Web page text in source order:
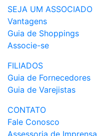
SEJA UM ASSOCIADO
Vantagens
Guia de Shoppings
Associe-se
FILIADOS
Guia de Fornecedores
Guia de Varejistas
CONTATO
Fale Conosco
Assessoria de Imprensa